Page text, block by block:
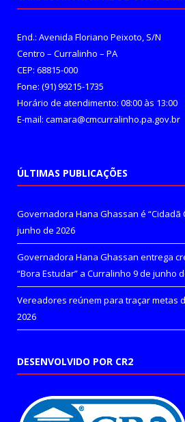
End.: Avenida Floriano Peixoto, S/N
Centro – Curralinho – PA
CEP: 68815-000
Fone: (91) 99215-1735
Horário de atendimento: 08:00 às 13:00
E-mail: camara@cmcurralinho.pa.gov.br
ÚLTIMAS PUBLICAÇÕES
Governadora Hana Ghassan é “Cidadã
junho de 2026
Governadora Hana Ghassan entrega
“Bora Estudar” a Curralinho 9 de junho
Vereadores reúnem para traçar metas
2026
DESENVOLVIDO POR CR2